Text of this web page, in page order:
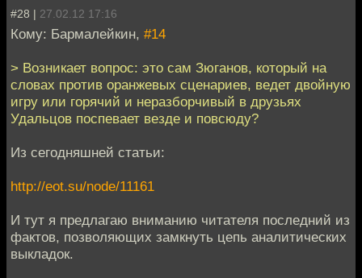
#28 | 27.02.12 17:16
Кому: Бармалейкин, #14
> Возникает вопрос: это сам Зюганов, который на
словах против оранжевых сценариев, ведет двойную
игру или горячий и неразборчивый в друзьях
Удальцов поспевает везде и повсюду?
Из сегодняшней статьи:
http://eot.su/node/11161
И тут я предлагаю вниманию читателя последний из
фактов, позволяющих замкнуть цепь аналитических
выкладок.